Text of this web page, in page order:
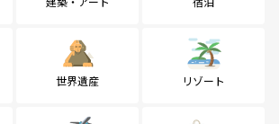
世界遺産 リゾート